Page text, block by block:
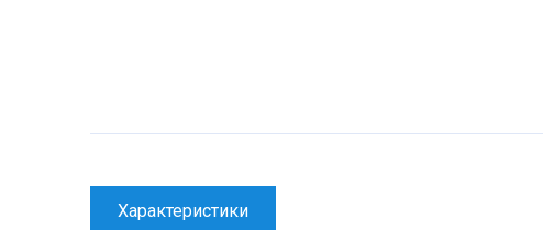
Характеристики